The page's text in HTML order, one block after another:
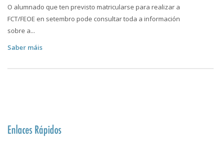
O alumnado que ten previsto matricularse para realizar a
FCT/FEOE en setembro pode consultar toda a información
sobre a...
Saber máis
Enlaces Rápidos